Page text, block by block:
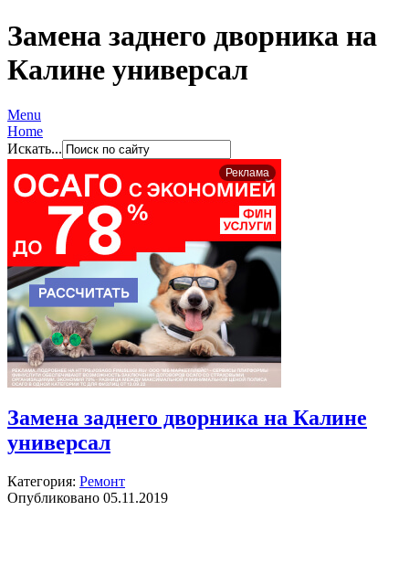
Замена заднего дворника на
Калине универсал
Menu
Home
Искать...
Реклама
Замена заднего дворника на Калине
универсал
Категория: Ремонт
Опубликовано 05.11.2019